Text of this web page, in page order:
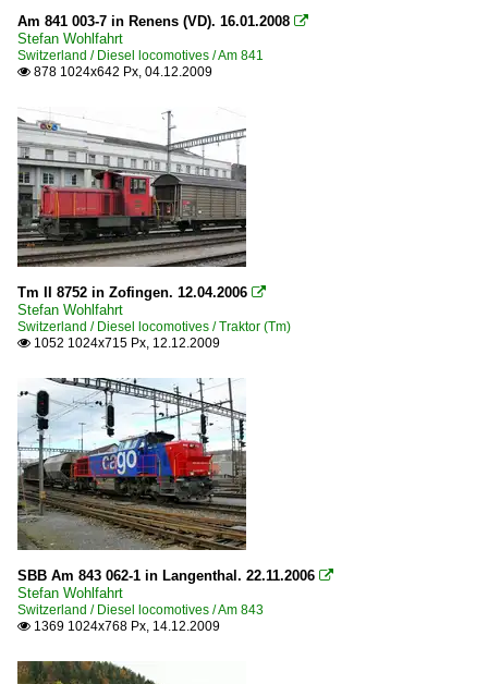
Am 841 003-7 in Renens (VD). 16.01.2008 
Stefan Wohlfahrt
Switzerland / Diesel locomotives / Am 841
 878 1024x642 Px, 04.12.2009
Tm II 8752 in Zofingen. 12.04.2006 
Stefan Wohlfahrt
Switzerland / Diesel locomotives / Traktor (Tm)
 1052 1024x715 Px, 12.12.2009
SBB Am 843 062-1 in Langenthal. 22.11.2006 
Stefan Wohlfahrt
Switzerland / Diesel locomotives / Am 843
 1369 1024x768 Px, 14.12.2009